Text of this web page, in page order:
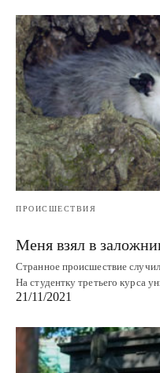
ПРОИСШЕСТВИЯ
Меня взял в
Странное происшествие
На студентку третьего курса
21/11/2021